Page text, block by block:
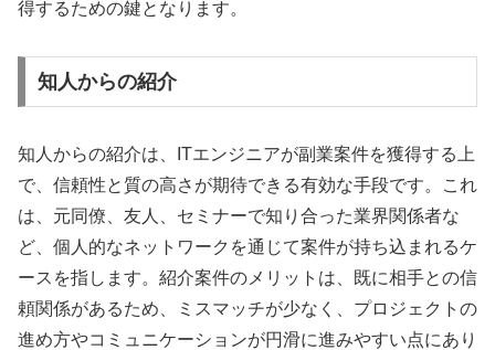
得するための鍵となります。
知人からの紹介
知人からの紹介は、ITエンジニアが副業案件を獲得する上
で、信頼性と質の高さが期待できる有効な手段です。これ
は、元同僚、友人、セミナーで知り合った業界関係者な
ど、個人的なネットワークを通じて案件が持ち込まれるケ
ースを指します。紹介案件のメリットは、既に相手との信
頼関係があるため、ミスマッチが少なく、プロジェクトの
進め方やコミュニケーションが円滑に進みやすい点にあり